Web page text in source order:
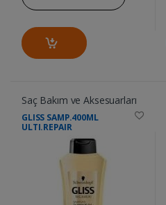
Saç Bakım ve Aksesuarları
GLISS SAMP.400ML
ULTI.REPAIR